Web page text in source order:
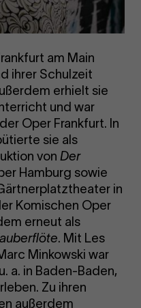
am Main
ihrer Schulzeit
erhielt sie
und war
Oper Frankfurt. In
sie als
von Der
Hamburg sowie
in
Komischen Oper
erneut als
. Mit Les
Minkowski war
a. in Baden-Baden,
Zu ihren
außerdem